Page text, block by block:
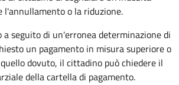
l'annullamento o la riduzione.
a seguito di un'erronea determinazione di
un pagamento in misura superiore o
dovuto, il cittadino può chiedere il
della cartella di pagamento.